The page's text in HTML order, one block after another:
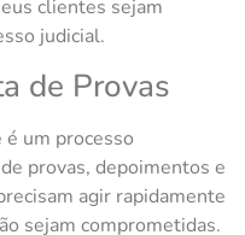
clientes sejam
judicial.
de Provas
um processo
provas, depoimentos e
agir rapidamente
sejam comprometidas.